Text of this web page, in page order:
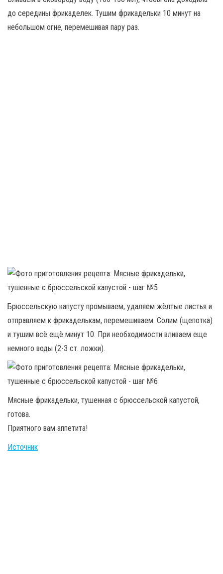
до середины фрикаделек. Тушим фрикадельки 10 минут на
небольшом огне, перемешивая пару раз.
Брюссельскую капусту промываем, удаляем жёлтые листья и
отправляем к фрикаделькам, перемешиваем. Солим (щепотка)
и тушим всё ещё минут 10. При необходимости вливаем еще
немного воды (2-3 ст. ложки).
Мясные фрикадельки, тушенная с брюссельской капустой,
готова.
Приятного вам аппетита!
Источник